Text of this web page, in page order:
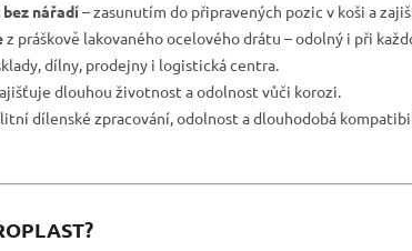
nářadí– zasunutím do připravených pozic v koši a
z práškově lakovaného ocelového drátu – odolný i při
dílny, prodejny i logistická centra.
dlouhou životnost a odolnost vůči korozi.
dílenské zpracování, odolnost a dlouhodobá